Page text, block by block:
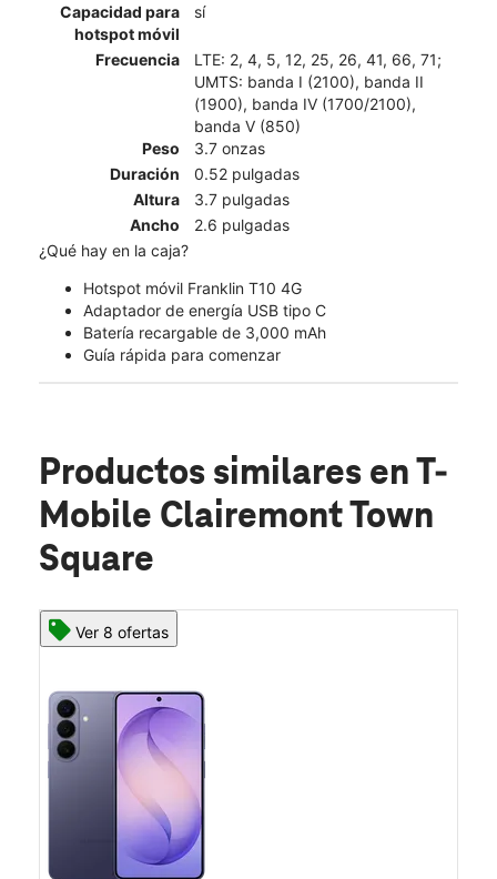
Capacidad para
hotspot móvil
sí
Frecuencia
LTE: 2, 4, 5, 12, 25, 26, 41, 66, 71;
UMTS: banda I (2100), banda II
(1900), banda IV (1700/2100),
banda V (850)
Peso
3.7 onzas
Duración
0.52 pulgadas
Altura
3.7 pulgadas
Ancho
2.6 pulgadas
¿Qué hay en la caja?
Hotspot móvil Franklin T10 4G
Adaptador de energía USB tipo C
Batería recargable de 3,000 mAh
Guía rápida para comenzar
Productos similares en T-
Mobile Clairemont Town
Square
Ver 8 ofertas